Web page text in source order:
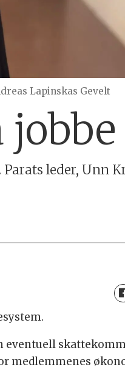
Lapinskas Gevelt
jobbe
leder, Unn
eventuell
medlemmenes